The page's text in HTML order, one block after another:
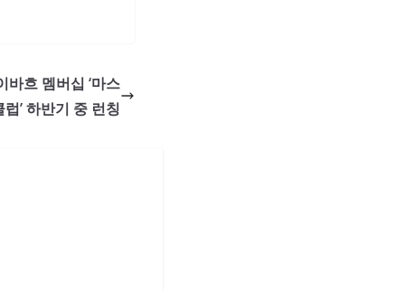
바흐 멤버십 ‘마스
’ 하반기 중 런칭